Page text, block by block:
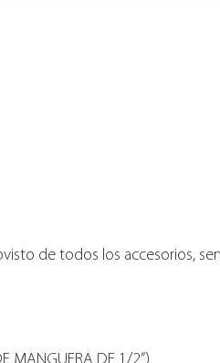
de todos los accesorios,
MANGUERA DE 1/2”)